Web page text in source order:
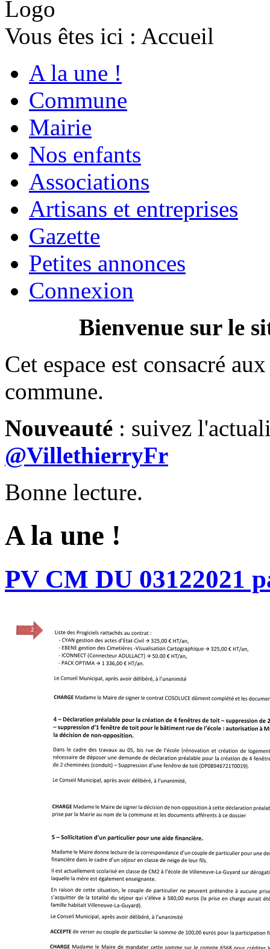
Vous êtes ici : Accueil
A la une !
Commune
Mairie
Nos enfants
Associations
Artisans et entreprises
Gazette
Petites annonces
Connexion
Bienvenue sur le
Cet espace est consacré
commune.
Nouveauté : suivez
@VillethierryFr
Bonne lecture.
A la une !
PV CM DU 03122021